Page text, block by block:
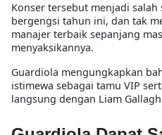
Konser tersebut menjadi
bergengsi tahun ini, dan tak
manajer terbaik sepanjang
menyaksikannya.
Guardiola mengungkapkan
istimewa sebagai tamu VIP
langsung dengan Liam